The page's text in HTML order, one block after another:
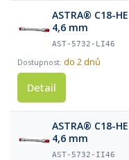
ASTRA® C18-
4,6 mm
AST-5732-LI46
do 2 dnů
Detail
ASTRA® C18-
4,6 mm
AST-5732-II46